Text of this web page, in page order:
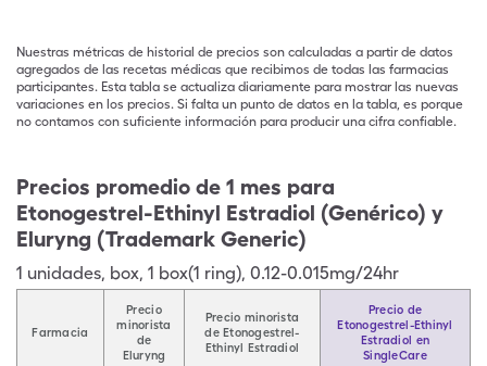
Nuestras métricas de historial de precios son calculadas a partir de datos
agregados de las recetas médicas que recibimos de todas las farmacias
participantes. Esta tabla se actualiza diariamente para mostrar las nuevas
variaciones en los precios. Si falta un punto de datos en la tabla, es porque
no contamos con suficiente información para producir una cifra confiable.
Precios promedio de 1 mes para
Etonogestrel-Ethinyl Estradiol (Genérico) y
Eluryng (Trademark Generic)
1 unidades, box, 1 box(1 ring), 0.12-0.015mg/24hr
Farmacia
Precio
minorista
de
Eluryng
Precio minorista
de Etonogestrel-
Ethinyl Estradiol
Precio de
Etonogestrel-Ethinyl
Estradiol en
SingleCare